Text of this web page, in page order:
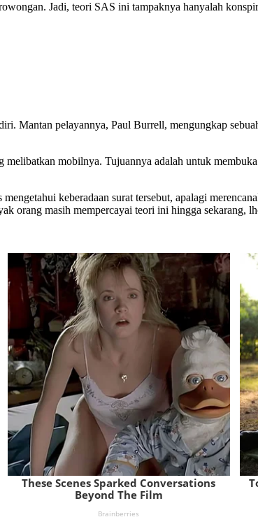
Jadi, teori SAS ini tampaknya hanyalah
Mantan pelayannya, Paul Burrell, mengungkap
mobilnya. Tujuannya adalah untuk
keberadaan surat tersebut, apalagi
orang masih mempercayai teori ini hingga sekarang,